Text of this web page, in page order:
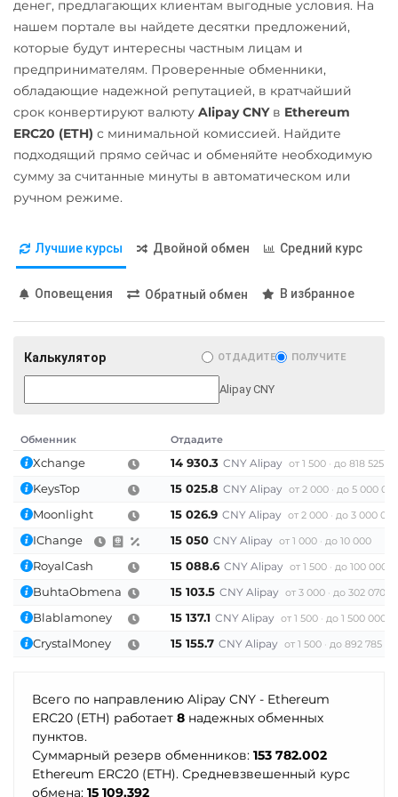
Ontology (ONT)
Optimism (OP)
PancakeSwap (CAKE)
Pax Dollar (USDP)
ERC20
Pepe
Pol (ex-MATIC)
Ravencoin (RVN)
Ripple (XRP)
Shib
ERC20 BEP20
StableUSD (USDS)
Starknet (STRK)
Sushi
Terra (LUNA)
Terra Classic (LUNC)
Tether (USDT)
BEP20
SOL
POL
CRONOS
ARB
AVAXC
OP
TON
Tether Gold (XAUt)
GBP
AED GEL MXN
МТС Банк RUB
Открытие RUB
ОТП Банк
RUB UAH
Почта Банк RUB
USD EUR UAH
Промсвязьбанк RUB
ПУМБ UAH
RUB UAH
РНКБ RUB
Росбанк RUB
Россельхоз банк RUB
Русский Стандарт RUB
СБП RUB
Совкомбанк RUB
Счет ИП/ООО
Тинькофф
RUB QR RUB
УкрСиббанк UAH
Карта МИР RUB
Любой банк
USD RUB EUR
GBP
THB
TRY BYN
PLN
GEL
МТС Банк RUB
UAH
Ощадбанк UAH
Райффайзен
RUB UAH
РНКБ RUB
Россельхоз банк RUB
Русский Стандарт RUB
Сбербанк
СБП RUB
RUB QR RUB
денег, предлагающих клиентам выгодные условия. На
нашем портале вы найдете десятки предложений,
которые будут интересны частным лицам и
предпринимателям. Проверенные обменники,
обладающие надежной репутацией, в кратчайший
срок конвертируют валюту Alipay CNYв Ethereum
ERC20 (ETH) с минимальной комиссией. Найдите
подходящий прямо сейчас и обменяйте необходимую
сумму за считанные минуты в автоматическом или
ручном режиме.
Лучшие курсы Двойной обмен Средний курс
Оповещения Обратный обмен В избранное
Калькулятор ОТДАДИТЕ ПОЛУЧИТЕ
Alipay CNY
Обменник Отдадите
Xchange 14 930.3 CNY Alipay от 1 500 до 818 525
KeysTop 15 025.8 CNY Alipay от 2 000 до 5 000
Moonlight 15 026.9 CNY Alipay от 2 000 до 3 000 000
IChange 15 050 CNY Alipay от 1 000 до 10 000
RoyalCash 15 088.6 CNY Alipay от 1 500 до 100 000
BuhtaObmena 15 103.5 CNY Alipay от 3 000 до 302
Blablamoney 15 137.1 CNY Alipay от 1 500 до 1 500 000
CrystalMoney 15 155.7 CNY Alipay от 1 500 до 892 785
Всего по направлению Alipay CNY - Ethereum
ERC20 (ETH) работает 8 надежных обменных
пунктов.
Суммарный резерв обменников: 153 782.002
Ethereum ERC20 (ETH). Средневзвешенный курс
обмена: 15 109.392